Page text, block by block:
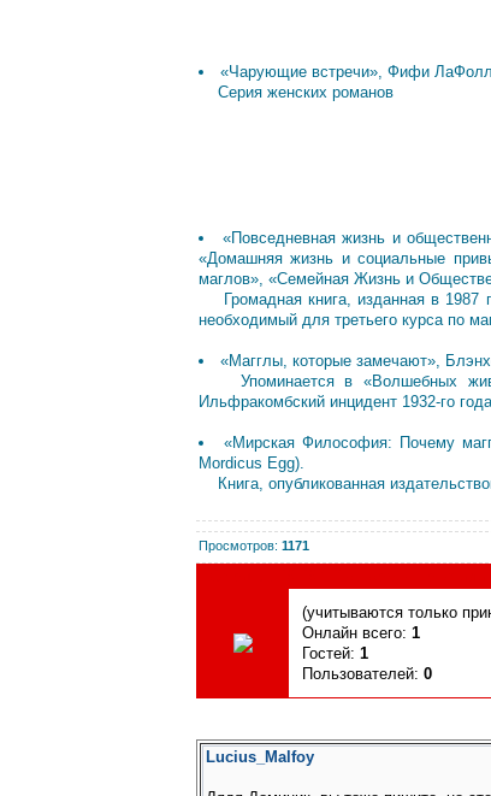
«Чарующие встречи», Фифи
Серия женских романов
«Повседневная жизнь и
«Домашняя жизнь и социальные
маглов», «Семейная Жизнь и
Громадная книга, изданная в 1987
необходимый для третьего курса по
«Магглы, которые замечают»,
Упоминается в «Волшебных
Ильфракомбский инцидент 1932-го
«Мирская Философия: Почему
Mordicus Egg).
Книга, опубликованная
Просмотров: 1171
(учитываются только
Онлайн всего: 1
Гостей: 1
Пользователей: 0